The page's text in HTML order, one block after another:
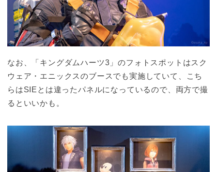
なお、「キングダムハーツ3」のフォトスポットはスク
ウェア・エニックスのブースでも実施していて、こち
らはSIEとは違ったパネルになっているので、両方で撮
るといいかも。